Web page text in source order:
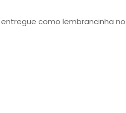
como lembrancinha